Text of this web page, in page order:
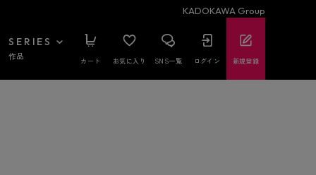
KADOKAWA Group
SERIES
作品 カート お気に入り SNS一覧 ログイン 新規登録